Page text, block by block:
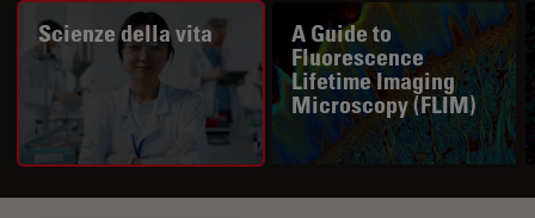
Scienze della vita
A Guide to
Fluorescence
Lifetime Imaging
Microscopy (FLIM)